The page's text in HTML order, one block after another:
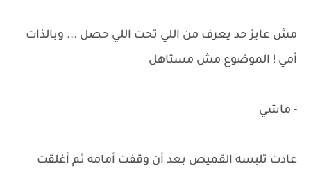
مش عايز حد يعرف من اللي تحت اللي حصل ... وبالذات
أمي ! الموضوع مش مستاهل
- ماشي
عادت تلبسه القميص بعد أن وقفت أمامه ثم أغلقت